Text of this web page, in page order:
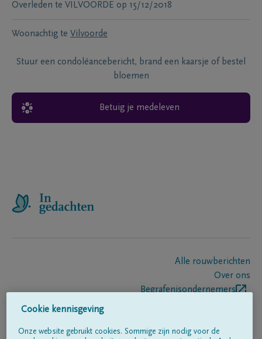
Overleden te VILVOORDE op 15/12/2018
Woonachtig te Vilvoorde
Stuur een condoléancebericht, brand een kaarsje of bestel
bloemen
Betuig je medeleven
Alle rouwberichten
Over ons
Begrafenisondernemers
Cookie kennisgeving
Onze website gebruikt cookies. Sommige zijn nodig voor de